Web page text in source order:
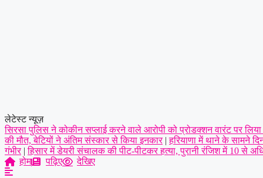
लेटेस्ट न्यूज़
सिरसा पुलिस ने कोकीन सप्लाई करने वाले आरोपी को प्रोडक्शन वारंट पर
की मौत, बेटियों ने अंतिम संस्कार से किया इनकार | हरियाणा में थाने के सामने
गंभीर | हिसार में डेयरी संचालक की पीट-पीटकर हत्या, पुरानी रंजिश में 10 से
होम
पढ़िए देखिए